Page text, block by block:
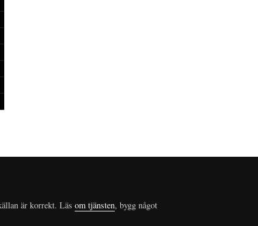
är korrekt. Läs om tjänsten, bygg något